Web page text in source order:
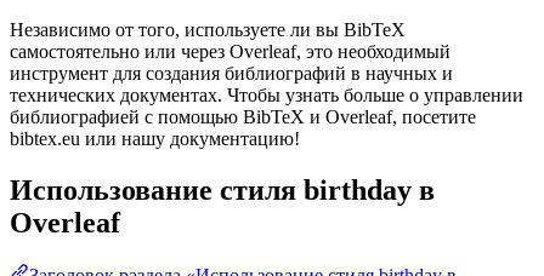
Независимо от того, используете ли вы BibTeX
самостоятельно или через Overleaf, это необходимый
инструмент для создания библиографий в научных и
технических документах. Чтобы узнать больше о управлении
библиографией с помощью BibTeX и Overleaf, посетите
bibtex.eu или нашу документацию!
Использование стиля birthday в
Overleaf